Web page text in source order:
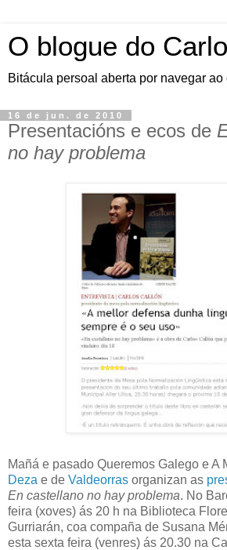
O blogue do
Bitácula persoal aberta por navegar ao
16 de jun. de 2010
Presentacións e ecos de
no hay problema
Mañá e pasado Queremos Galego e A
Deza e de Valdeorras organizan as
En castellano no hay problema. No
feira (xoves) ás 20 h na Biblioteca
Gurriarán, coa compaña de Susana
esta sexta feira (venres) ás 20.30 na